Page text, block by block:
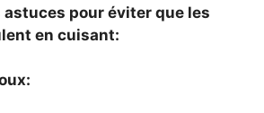
pour éviter que les
en cuisant: